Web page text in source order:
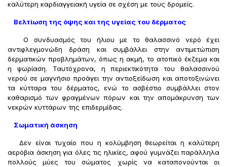
καλύτερη καρδιαγγειακή υγεία σε σχέση με τους δρομείς.
Βελτίωση της όψης και της υγείας του δέρματος
Ο συνδυασμός του ήλιου με το θαλασσινό νερό έχει
αντιφλεγμονώδη δράση και συμβάλλει στην αντιμετώπιση
δερματικών προβλημάτων, όπως η ακμή, το ατοπικό έκζεμα και
η ψωρίαση. Ταυτόχρονα, η περιεκτικότητα του θαλασσινού
νερού σε μαγνήσιο προάγει την αντιοξείδωση και αποτοξινώνει
τα κύτταρα του δέρματος, ενώ το ασβέστιο συμβάλλει στον
καθαρισμό των φραγμένων πόρων και την απομάκρυνση των
νεκρών κυττάρων της επιδερμίδας.
Σωματική άσκηση
Δεν είναι τυχαίο που η κολύμβηση θεωρείται η καλύτερη
αερόβια άσκηση για όλες τις ηλικίες, αφού γυμνάζει παράλληλα
πολλούς μύες του σώματος χωρίς να καταπονούνται οι